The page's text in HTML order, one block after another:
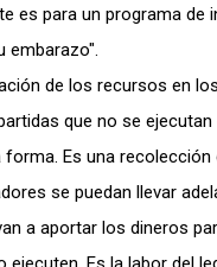
es para un programa de
de los recursos en
que no se
Es una
se puedan llevar
a aportar los dineros